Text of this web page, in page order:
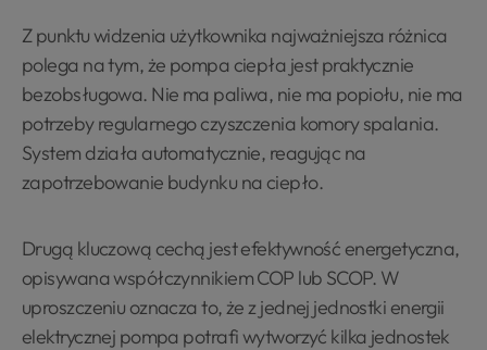
Z punktu widzenia użytkownika najważniejsza różnica
polega na tym, że pompa ciepła jest praktycznie
bezobsługowa. Nie ma paliwa, nie ma popiołu, nie ma
potrzeby regularnego czyszczenia komory spalania.
System działa automatycznie, reagując na
zapotrzebowanie budynku na ciepło.
Drugą kluczową cechą jest efektywność energetyczna,
opisywana współczynnikiem COP lub SCOP. W
uproszczeniu oznacza to, że z jednej jednostki energii
elektrycznej pompa potrafi wytworzyć kilka jednostek